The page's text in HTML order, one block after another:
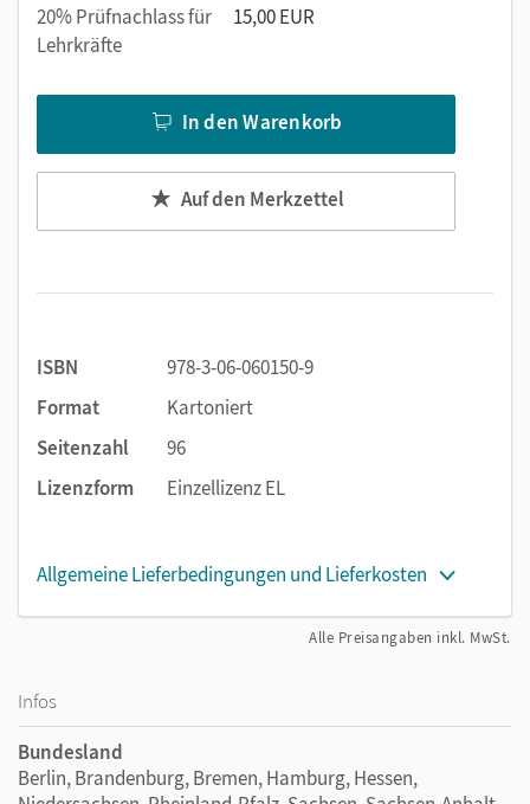
20% Prüfnachlass für
Lehrkräfte
15,00 EUR
In den Warenkorb
Auf den Merkzettel
ISBN
978-3-06-060150-9
Format
Kartoniert
Seitenzahl
96
Lizenzform
Einzellizenz EL
Allgemeine Lieferbedingungen und Lieferkosten
Alle Preisangaben inkl. MwSt.
Infos
Bundesland
Berlin, Brandenburg, Bremen, Hamburg, Hessen,